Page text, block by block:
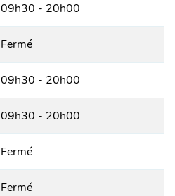
09h30 - 20h00
Fermé
09h30 - 20h00
09h30 - 20h00
Fermé
Fermé